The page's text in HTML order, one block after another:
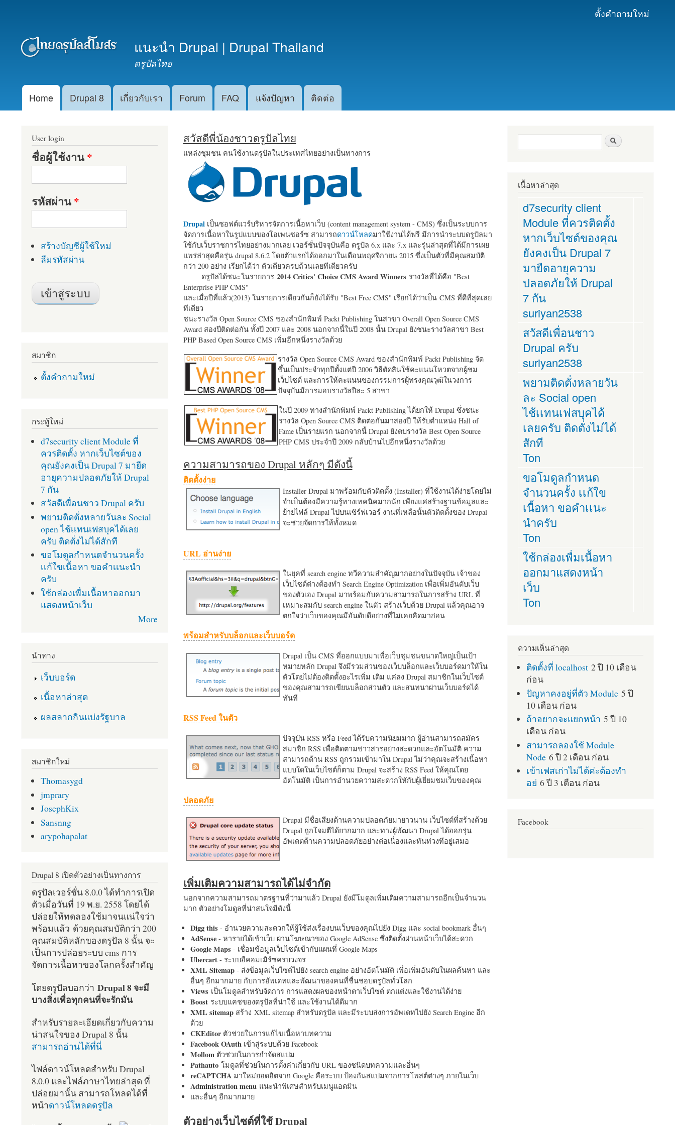
หลัก
ตั้งคำถามใหม่
แนะนำ Drupal | Drupal Thailand
ดรูปัลไทย
Main menu
Home Drupal 8 เกี่ยวกับเรา Forum FAQ แจ้งปัญหา ติดต่อ
สวัสดีพี่น้องชาวดรูปัลไทย
แหล่งชุมชน คนใช้งานดรูปัลในประเทศไทยอย่างเป็นทางการ
Drupalเป็นซอฟต์แวร์บริหารจัดการเนื้อหาเว็บ (content management system - CMS) ซึ่งเป็นระบบการ
จัดการเนื้อหาในรูปแบบของโอเพนซอร์ซ สามารถดาวน์โหลดมาใช้งานได้ฟรี มีการนำระบบดรูปัลมา
ใช้กับเว็บราชการไทยอย่างมากเลย เวอร์ชั่นปัจจุบันคือ ดรูปัล 6.x และ 7.x และรุ่นล่าสุดที่ได้มีการเผย
แพร่ล่าสุดคือรุ่น drupal 8.6.2 โดยตัวแรกได้ออกมาในเดือนพฤศจิกายน 2015 ซึ่งเป็นตัวที่มีคุณสมบัติ
กว่า 200 อย่าง เรียกได้ว่า ตัวเดียวครบถ้วนเลยทีเดียวครับ
ดรูปัลได้ชนะในรายการ 2014 Critics' Choice CMS Award Winners รางวัลที่ได้คือ "Best
Enterprise PHP CMS"
และเมื่อปีที่แล้ว(2013) ในรายการเดียวกันก็ยังได้รับ "Best Free CMS" เรียกได้ว่าเป็น CMS ที่ดีที่สุดเลย
ทีเดียว
ชนะรางวัล Open Source CMS ของสำนักพิมพ์ Packt Publishing ในสาขา Overall Open Source CMS
Award สองปีติดต่อกัน ทั้งปี 2007 และ 2008 นอกจากนี้ในปี 2008 นั้น Drupal ยังชนะรางวัลสาขา Best
PHP Based Open Source CMS เพิ่มอีกหนึ่งรางวัลด้วย
รางวัล Open Source CMS Award ของสำนักพิมพ์ Packt Publishing จัด
ขึ้นเป็นประจำทุกปีตั้งแต่ปี 2006 วิธีตัดสินใช้คะแนนโหวตจากผู้ชม
เว็บไซต์ และการให้คะแนนของกรรมการผู้ทรงคุณวุฒิในวงการ
ปัจจุบันมีการมอบรางวัลปีละ 5 สาขา
ในปี 2009 ทางสำนักพิมพ์ Packt Publishing ได้ยกให้ Drupal ซึ่งชนะ
รางวัล Open Source CMS ติดต่อกันมาสองปี ให้รับตำแหน่ง Hall of
Fame เป็นรายแรก นอกจากนี้ Drupal ยังตบรางวัล Best Open Source
PHP CMS ประจำปี 2009 กลับบ้านไปอีกหนึ่งรางวัลด้วย
ความสามารถของ Drupal หลักๆ มีดังนี้
ติดตั้งง่าย
Installer Drupal มาพร้อมกับตัวติดตั้ง (Installer) ที่ใช้งานได้ง่ายโดยไม่
จำเป็นต้องมีความรู้ทางเทคนิคมากนัก เพียงแค่สร้างฐานข้อมูลและ
ย้ายไฟล์ Drupal ไปบนเซิร์ฟเวอร์ งานที่เหลือนั้นตัวติดตั้งของ Drupal
จะช่วยจัดการให้ทั้งหมด
URL อ่านง่าย
ในยุคที่ search engine ทวีความสำคัญมากอย่างในปัจจุบัน เจ้าของ
เว็บไซต์ต่างต้องทำ Search Engine Optimization เพื่อเพิ่มอันดับเว็บ
ของตัวเอง Drupal มาพร้อมกับความสามารถในการสร้าง URL ที่
เหมาะสมกับ search engine ในตัว สร้างเว็บด้วย Drupal แล้วคุณอาจ
ตกใจว่าเว็บของคุณมีอันดับดีอย่างที่ไม่เคยคิดมาก่อน
พร้อมสำหรับบล็อกและเว็บบอร์ด
Drupal เป็น CMS ที่ออกแบบมาเพื่อเว็บชุมชนขนาดใหญ่เป็นเป้า
หมายหลัก Drupal จึงมีรวมส่วนของเว็บบล็อกและเว็บบอร์ดมาให้ใน
ตัวโดยไม่ต้องติดตั้งอะไรเพิ่ม เติม แค่ลง Drupal สมาชิกในเว็บไซต์
ของคุณสามารถเขียนบล็อกส่วนตัว และสนทนาผ่านเว็บบอร์ดได้
ทันที
RSS Feed ในตัว
ปัจจุบัน RSS หรือ Feed ได้รับความนิยมมาก ผู้อ่านสามารถสมัคร
สมาชิก RSS เพื่อติดตามข่าวสารอย่างสะดวกและอัตโนมัติ ความ
สามารถด้าน RSS ถูกรวมเข้ามาใน Drupal ไม่ว่าคุณจะสร้างเนื้อหา
แบบใดในเว็บไซต์ก็ตาม Drupal จะสร้าง RSS Feed ให้คุณโดย
อัตโนมัติ เป็นการอำนวยความสะดวกใหักับผู้เยี่ยมชมเว็บของคุณ
ปลอดภัย
Drupal มีชื่อเสียงด้านความปลอดภัยมายาวนาน เว็บไซต์ที่สร้างด้วย
Drupal ถูกโจมตีได้ยากมาก และทางผู้พัฒนา Drupal ได้ออกรุ่น
อัพเดตด้านความปลอดภัยอย่างต่อเนื่องและทันท่วงทีอยู่เสมอ
เพิ่มเติมความสามารถได้ไม่จำกัด
นอกจากความสามารถมาตรฐานที่ว่ามาแล้ว Drupal ยังมีโมดูลเพิ่มเติมความสามารถอีกเป็นจำนวน
มาก ตัวอย่างโมดูลที่น่าสนใจมีดังนี้
Digg this- อำนวยความสะดวกให้ผู้ใช้ส่งเรื่องบนเว็บของคุณไปยัง Digg และ social bookmark อื่นๆ
AdSense- หารายได้เข้าเว็บ ผ่านโฆษณาของ Google AdSense ซึ่งติดตั้งผ่านหน้าเว็บได้สะดวก
Google Maps- เชื่อมข้อมูลเว็บไซต์เข้ากับแผนที่ Google Maps
Ubercart- ระบบอีคอมเมิร์ซครบวงจร
XML Sitemap- ส่งข้อมูลเว็บไซต์ไปยัง search engine อย่างอัตโนมัติ เพื่อเพิ่มอันดับในผลค้นหา และ
อื่นๆ อีกมากมาย กับการอัพเดทและพัฒนาของคนที่ชื่นชอบดรูปัลทั่วโลก
Views เป็นโมดูลสำหรับจัดการ การแสดงผลของหน้าตาเว็บไซต์ ตกแต่งและใช้งานได้ง่าย
Boost ระบบแคชของดรูปัลที่น่าใช้ และใช้งานได้ดีมาก
XML sitemapสร้าง XML sitemap สำหรับดรูปัล และมีระบบส่งการอัพเดทไปยัง Search Engine อีก
ด้วย
CKEditorตัวช่วยในการแก้ไขเนื้อหาบทความ
Facebook OAuth เข้าสู่ระบบด้วย Facebook
Mollom ตัวช่วยในการกำจัดสแปม
Pathautoโมดูลที่ช่วยในการตั้งค่าเกี่ยวกับ URL ของชนิดบทความและอื่นๆ
reCAPTCHA มาใหม่ยอดฮิตจาก Google คือระบบ ป้องกันสแปมจากการโพสต์ต่างๆ ภายในเว็บ
Administration menu แนะนำพิเศษสำหรับเมนูแอดมิน
และอื่นๆ อีกมากมาย
ตัวอย่างเว็บไซต์ที่ใช้ Drupal
User login
ชื่อผู้ใช้งาน*
รหัสผ่าน*
สร้างบัญชีผู้ใช้ใหม่
ลืมรหัสผ่าน
สมาชิก
ตั้งคำถามใหม่
กระทู้ใหม่
d7security client Module ที่
ควรติดตั้ง หากเว็บไซต์ของ
คุณยังคงเป็น Drupal 7 มายืด
อายุความปลอดภัยให้ Drupal
7 กัน
สวัสดีเพื่อนชาว Drupal ครับ
พยามติดตั่งหลายวันละ Social
open ไช้เเทนเฟสบุคได้เลย
ครับ ติดตั่งไม่ได้สักที
ขอโมดูลกำหนดจำนวนครั้ง
เเก้ใขเนื้อหา ขอคำเเนะนำ
ครับ
ใช้กล่องเพื่มเนื้อหาออกมา
แสดงหน้าเว็บ
More
นำทาง
เว็บบอร์ด
เนื้อหาล่าสุด
ผลสลากกินแบ่งรัฐบาล
สมาชิกใหม่
Thomasygd
jmprary
JosephKix
Sansnng
arypohapalat
Drupal 8 เปิดตัวอย่างเป็นทางการ
ดรูปัลเวอร์ชั่น 8.0.0 ได้ทำการเปิด
ตัวเมื่อวันที่ 19 พ.ย. 2558 โดยได้
ปล่อยให้ทดลองใช้มาจนแน่ใจว่า
พร้อมแล้ว ด้วยคุณสมบัติกว่า 200
คุณสมบัติหลักของดรูปัล 8 นั้น จะ
เป็นการปล่อยระบบ cms การ
จัดการเนื้อหาของโลกครั้งสำคัญ
โดยดรูปัลบอกว่า Drupal 8 จะมี
บางสิ่งเพื่อทุกคนที่จะรักมัน
สำหรับรายละเอียดเกี่ยวกับความ
น่าสนใจของ Drupal 8 นั้น
สามารถอ่านได้ที่นี่
ไฟล์ดาวน์โหลดสำหรับ Drupal
8.0.0 และไฟล์ภาษาไทยล่าสุด ที่
ปล่อยมานั้น สามารถโหลดได้ที่
หน้าดาวน์โหลดดรูปัล
ฟอร์มค้นหา
เนื้อหาล่าสุด
d7security client
Module ที่ควรติดตั้ง
หากเว็บไซต์ของคุณ
ยังคงเป็น Drupal 7
มายืดอายุความ
ปลอดภัยให้ Drupal
7 กัน
suriyan2538
สวัสดีเพื่อนชาว
Drupal ครับ
suriyan2538
พยามติดตั่งหลายวัน
ละ Social open
ไช้เเทนเฟสบุคได้
เลยครับ ติดตั่งไม่ได้
สักที
Ton
ขอโมดูลกำหนด
จำนวนครั้ง เเก้ใข
เนื้อหา ขอคำเเนะ
นำครับ
Ton
ใช้กล่องเพื่มเนื้อหา
ออกมาแสดงหน้า
เว็บ
Ton
ความเห็นล่าสุด
ติดตั้งที่ localhost 2 ปี 10 เดือน
ก่อน
ปัญหาคงอยู่ที่ตัว Module 5 ปี
10 เดือน ก่อน
ถ้าอยากจะแยกหน้า 5 ปี 10
เดือน ก่อน
สามารถลองใช้ Module
Node 6 ปี 2 เดือน ก่อน
เข้าเฟสเก่าไม่ได้ค่ะต้องทำ
อย่ 6 ปี 3 เดือน ก่อน
Facebook